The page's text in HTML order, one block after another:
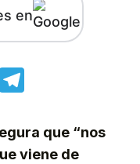
en
LinkedIn
que “nos
viene de